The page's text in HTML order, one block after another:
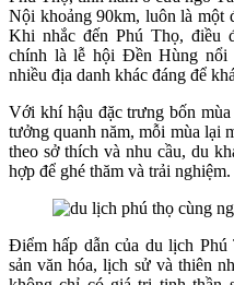
Nội khoảng 90km, luôn là một
Khi nhắc đến Phú Thọ, điều
chính là lễ hội Đền Hùng nổi
nhiều địa danh khác đáng để
Với khí hậu đặc trưng bốn
tưởng quanh năm, mỗi mùa lại
theo sở thích và nhu cầu, du
hợp để ghé thăm và trải nghiệm.
Điểm hấp dẫn của du lịch
sản văn hóa, lịch sử và thiên